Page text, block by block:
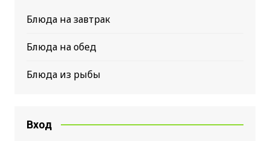
Блюда на завтрак
Блюда на обед
Блюда из рыбы
Вход